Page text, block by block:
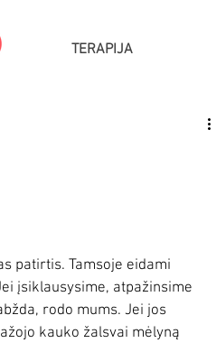
TERAPIJA
patirtis. Tamsoje eidami
įsiklausysime, atpažinsime
rodo mums. Jei jos
kauko žalsvai mėlyną